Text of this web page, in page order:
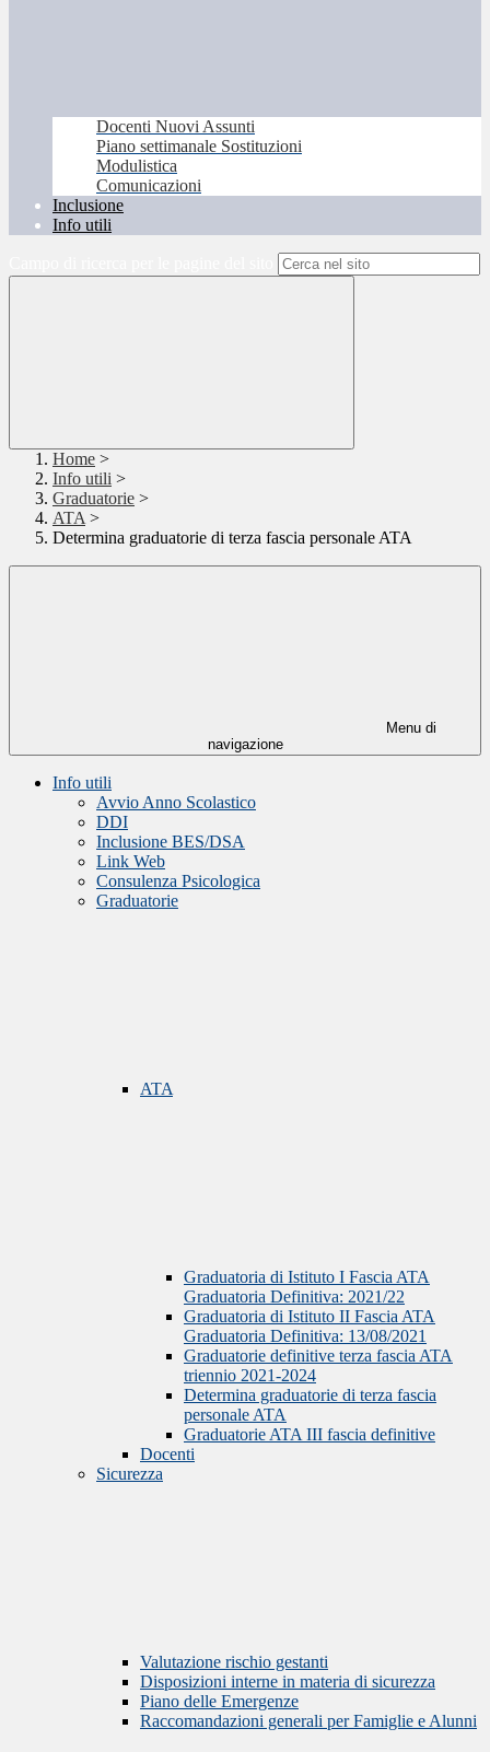
Docenti Nuovi Assunti
Piano settimanale Sostituzioni
Modulistica
Comunicazioni
Inclusione
Info utili
Home >
Info utili >
Graduatorie >
ATA >
Determina graduatorie di terza fascia personale ATA
Menu di
navigazione
Info utili
Avvio Anno Scolastico
DDI
Inclusione BES/DSA
Link Web
Consulenza Psicologica
Graduatorie
ATA
Graduatoria di Istituto I Fascia ATA
Graduatoria Definitiva: 2021/22
Graduatoria di Istituto II Fascia ATA
Graduatoria Definitiva: 13/08/2021
Graduatorie definitive terza fascia ATA
triennio 2021-2024
Determina graduatorie di terza fascia
personale ATA
Graduatorie ATA III fascia definitive
Docenti
Sicurezza
Valutazione rischio gestanti
Disposizioni interne in materia di sicurezza
Piano delle Emergenze
Raccomandazioni generali per Famiglie e Alunni